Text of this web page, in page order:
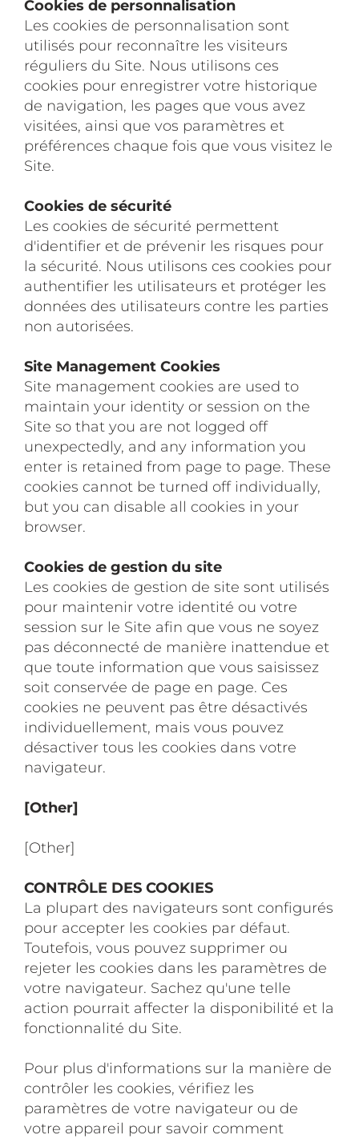
Cookies de personnalisation
Les cookies de personnalisation sont
utilisés pour reconnaître les visiteurs
réguliers du Site. Nous utilisons ces
cookies pour enregistrer votre historique
de navigation, les pages que vous avez
visitées, ainsi que vos paramètres et
préférences chaque fois que vous visitez le
Site.
Cookies de sécurité
Les cookies de sécurité permettent
d'identifier et de prévenir les risques pour
la sécurité. Nous utilisons ces cookies pour
authentifier les utilisateurs et protéger les
données des utilisateurs contre les parties
non autorisées.
Site Management Cookies
Site management cookies are used to
maintain your identity or session on the
Site so that you are not logged off
unexpectedly, and any information you
enter is retained from page to page. These
cookies cannot be turned off individually,
but you can disable all cookies in your
browser.
Cookies de gestion du site
Les cookies de gestion de site sont utilisés
pour maintenir votre identité ou votre
session sur le Site afin que vous ne soyez
pas déconnecté de manière inattendue et
que toute information que vous saisissez
soit conservée de page en page. Ces
cookies ne peuvent pas être désactivés
individuellement, mais vous pouvez
désactiver tous les cookies dans votre
navigateur.
[Other]
[Other]
CONTRÔLE DES COOKIES
La plupart des navigateurs sont configurés
pour accepter les cookies par défaut.
Toutefois, vous pouvez supprimer ou
rejeter les cookies dans les paramètres de
votre navigateur. Sachez qu'une telle
action pourrait affecter la disponibilité et la
fonctionnalité du Site.
Pour plus d'informations sur la manière de
contrôler les cookies, vérifiez les
paramètres de votre navigateur ou de
votre appareil pour savoir comment